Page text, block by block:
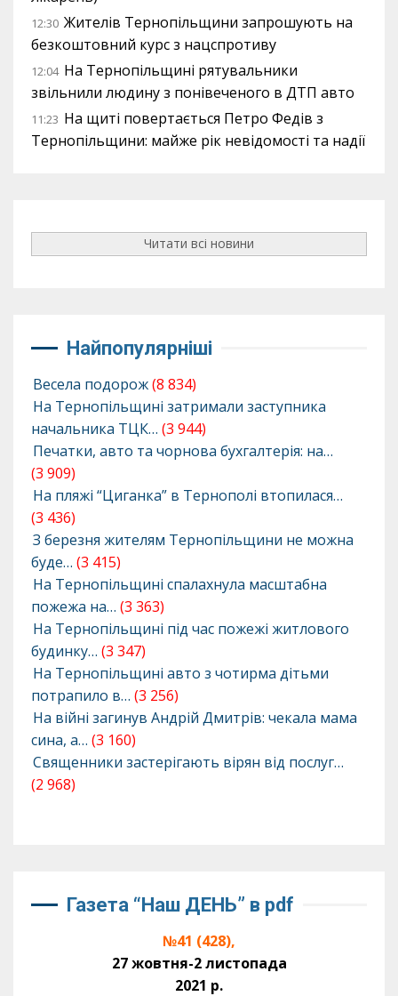
12:30 Жителів Тернопільщини запрошують на
безкоштовний курс з нацспротиву
12:04 На Тернопільщині рятувальники
звільнили людину з понівеченого в ДТП авто
11:23 На щиті повертається Петро Федів з
Тернопільщини: майже рік невідомості та надії
Читати всі новини
Найпопулярніші
Весела подорож(8 834)
На Тернопільщині затримали заступника
начальника ТЦК… (3 944)
Печатки, авто та чорнова бухгалтерія: на…
(3 909)
На пляжі “Циганка” в Тернополі втопилася…
(3 436)
З березня жителям Тернопільщини не можна
буде… (3 415)
На Тернопільщині спалахнула масштабна
пожежа на… (3 363)
На Тернопільщині під час пожежі житлового
будинку… (3 347)
На Тернопільщині авто з чотирма дітьми
потрапило в… (3 256)
На війні загинув Андрій Дмитрів: чекала мама
сина, а… (3 160)
Священники застерігають вірян від послуг…
(2 968)
Газета “Наш ДЕНЬ” в pdf
№41 (428),
27 жовтня-2 листопада
2021 р.